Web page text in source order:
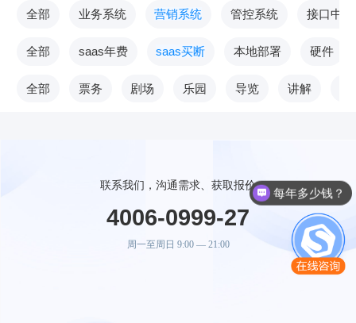
全部 业务系统 营销系统 管控系统 接口中台
全部 saas年费 saas买断 本地部署 硬件
全部 票务 剧场 乐园 导览 讲解
联系我们，沟通需求、获取报价
4006-0999-27
周一至周日 9:00 — 21:00
每年多少钱？